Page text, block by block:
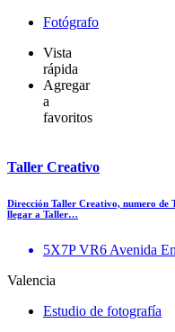
Fotógrafo
Vista
rápida
Agregar
a
favoritos
Taller Creativo
Dirección Taller Creativo, numero de
llegar a Taller…
5X7P VR6 Avenida
Valencia
Estudio de fotografía